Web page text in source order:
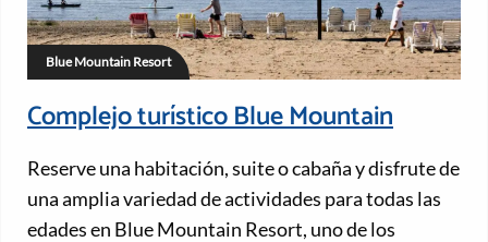
Blue Mountain Resort
Complejo turístico Blue Mountain
Reserve una habitación, suite o cabaña y disfrute de
una amplia variedad de actividades para todas las
edades en Blue Mountain Resort, uno de los